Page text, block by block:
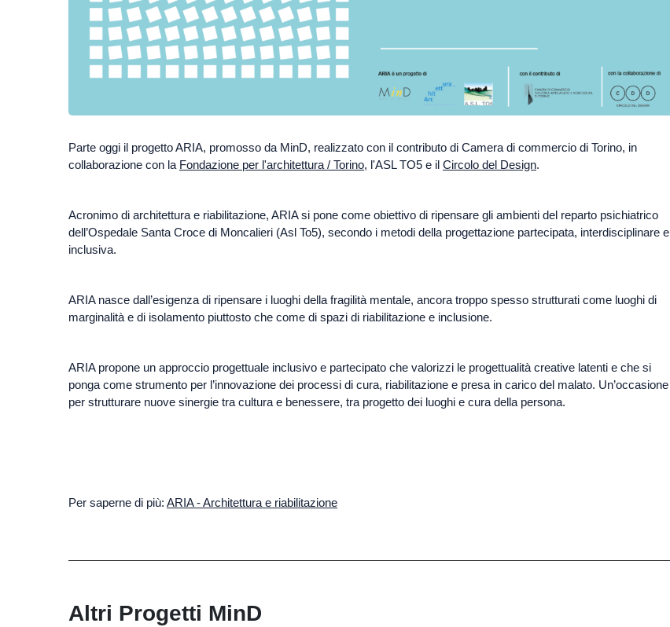
Parte oggi il progetto ARIA, promosso da MinD, realizzato con il contributo di Camera di commercio di Torino, in
collaborazione con la Fondazione per l'architettura / Torino, l'ASL TO5 e il Circolo del Design.
Acronimo di architettura e riabilitazione, ARIA si pone come obiettivo di ripensare gli ambienti del reparto psichiatrico
dell’Ospedale Santa Croce di Moncalieri (Asl To5), secondo i metodi della progettazione partecipata, interdisciplinare e
inclusiva.
ARIA nasce dall’esigenza di ripensare i luoghi della fragilità mentale, ancora troppo spesso strutturati come luoghi di
marginalità e di isolamento piuttosto che come di spazi di riabilitazione e inclusione.
ARIA propone un approccio progettuale inclusivo e partecipato che valorizzi le progettualità creative latenti e che si
ponga come strumento per l’innovazione dei processi di cura, riabilitazione e presa in carico del malato. Un’occasione
per strutturare nuove sinergie tra cultura e benessere, tra progetto dei luoghi e cura della persona.
Per saperne di più: ARIA - Architettura e riabilitazione
Altri Progetti MinD